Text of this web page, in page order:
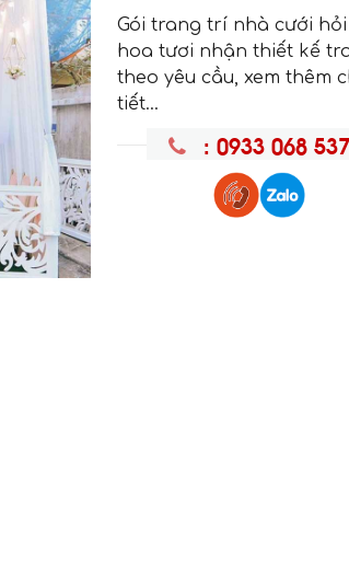
Gói trang trí nhà cưới
hoa tươi nhận thiết kế
theo yêu cầu, xem thêm
tiết…
: 0933 068